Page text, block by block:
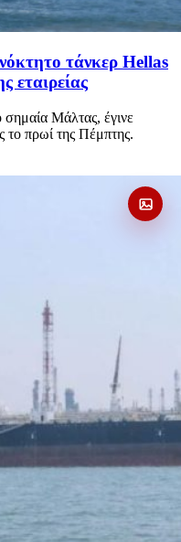
τάνκερ Hellas
εταιρείας
Μάλτας, έγινε
το πρωί της Πέμπτης.